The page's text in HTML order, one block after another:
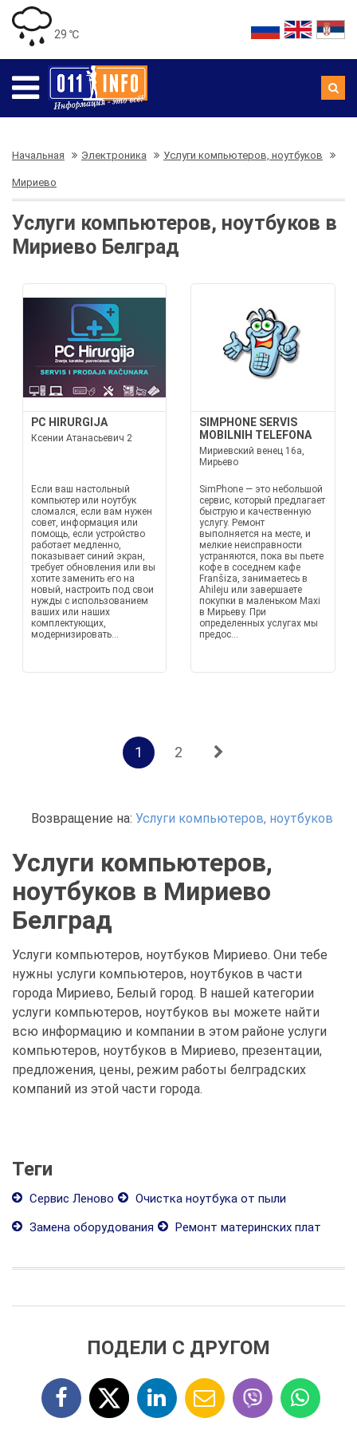
29 ℃
Начальная Электроника Услуги компьютеров, ноутбуков
Мириево
Услуги компьютеров, ноутбуков в
Мириево Белград
PC HIRURGIJA
Ксении Атанаcьевич 2
Если ваш настольный
компьютер или ноутбук
сломался, если вам нужен
совет, информация или
помощь, если устройство
работает медленно,
показывает синий экран,
требует обновления или вы
хотите заменить его на
новый, настроить под свои
нужды с использованием
ваших или наших
комплектующих,
модернизировать...
SIMPHONE SERVIS
MOBILNIH TELEFONA
Мириевский венец 16а,
Мирьево
SimPhone — это небольшой
сервис, который предлагает
быструю и качественную
услугу. Ремонт
выполняется на месте, и
мелкие неисправности
устраняются, пока вы пьете
кофе в соседнем кафе
Franšiza, занимаетесь в
Ahileju или завершаете
покупки в маленьком Maxi
в Мирьеву. При
определенных услугах мы
предос...
1 2
Возвращение на: Услуги компьютеров, ноутбуков
Услуги компьютеров,
ноутбуков в Мириево
Белград
Услуги компьютеров, ноутбуков Мириево. Они тебе
нужны услуги компьютеров, ноутбуков в части
города Мириево, Белый город. В нашей категории
услуги компьютеров, ноутбуков вы можете найти
всю информацию и компании в этом районе услуги
компьютеров, ноутбуков в Мириево, презентации,
предложения, цены, режим работы белградских
компаний из этой части города.
Теги
Сервис Леново
Очистка ноутбука от пыли
Замена оборудования
Ремонт материнских плат
ПОДЕЛИ С ДРУГОМ